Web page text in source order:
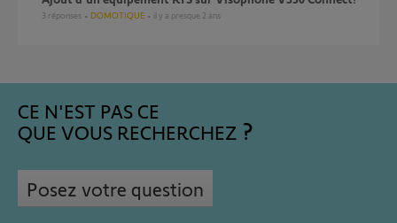
3 réponses DOMOTIQUE il y a presque 2 ans
CE N'EST PAS CE
QUE VOUS RECHERCHEZ
Posez votre question